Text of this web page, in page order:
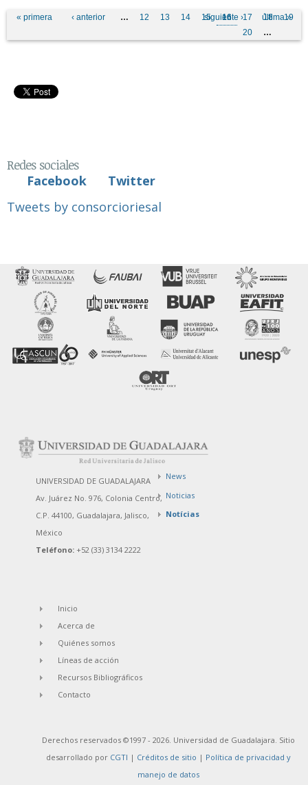
Páginas
« primera ‹ anterior … 12 13 14 15 16 17 18
19
20
…
siguiente › última »
Redes sociales
Facebook
Twitter
Tweets by consorcioriesal
UNIVERSIDAD DE GUADALAJARA
Av. Juárez No. 976, Colonia Centro,
C.P. 44100, Guadalajara, Jalisco,
México
Teléfono: +52 (33) 3134 2222
News
Noticias
Notícias
Inicio
Acerca de
Quiénes somos
Líneas de acción
Recursos Bibliográficos
Contacto
Derechos reservados ©1997 - 2026. Universidad de Guadalajara. Sitio
desarrollado por CGTI | Créditos de sitio | Política de privacidad y
manejo de datos